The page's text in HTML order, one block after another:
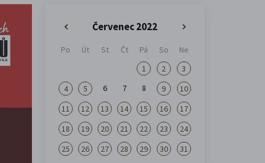
Červenec 2022
»
Po Út St Čt Pá So
Ne
1
2
3
4
5 6 7 8 9
10
11
12 13 14 15 16
17
18
19 20 21 22 23
24
25
26 27 28 29 30 31